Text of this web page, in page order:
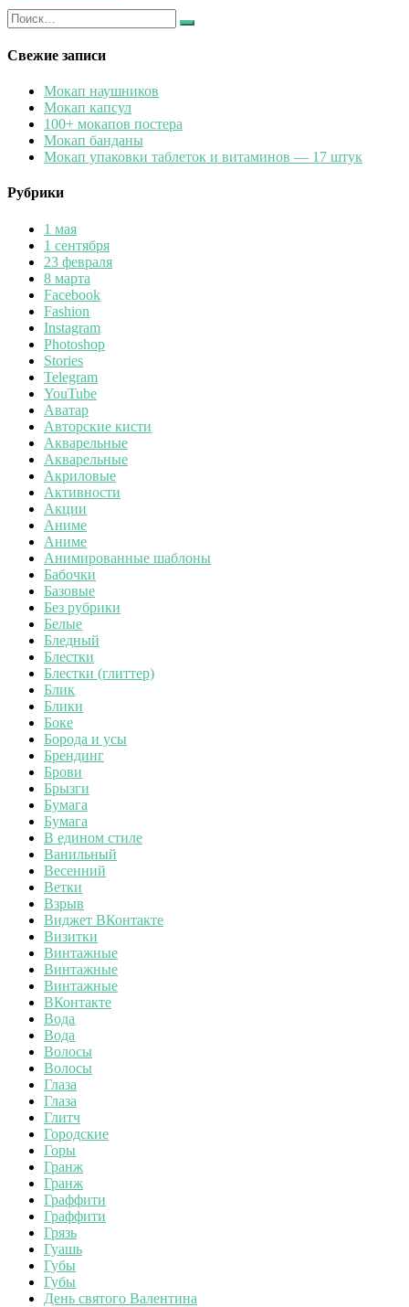
Искать:
Найти
Свежие записи
Мокап наушников
Мокап капсул
100+ мокапов постера
Мокап банданы
Мокап упаковки таблеток и витаминов — 17 штук
Рубрики
1 мая
1 сентября
23 февраля
8 марта
Facebook
Fashion
Instagram
Photoshop
Stories
Telegram
YouTube
Аватар
Авторские кисти
Акварельные
Акварельные
Акриловые
Активности
Акции
Аниме
Аниме
Анимированные шаблоны
Бабочки
Базовые
Без рубрики
Белые
Бледный
Блестки
Блестки (глиттер)
Блик
Блики
Боке
Борода и усы
Брендинг
Брови
Брызги
Бумага
Бумага
В едином стиле
Ванильный
Весенний
Ветки
Взрыв
Виджет ВКонтакте
Визитки
Винтажные
Винтажные
Винтажные
ВКонтакте
Вода
Вода
Волосы
Волосы
Глаза
Глаза
Глитч
Городские
Горы
Гранж
Гранж
Граффити
Граффити
Грязь
Гуашь
Губы
Губы
День святого Валентина